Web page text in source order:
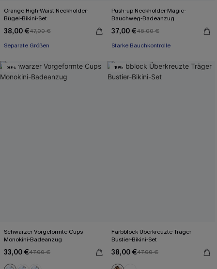
Orange High-Waist Neckholder-
Bügel-Bikini-Set
38,00 €47,00 €
Separate Größen
Push-up Neckholder-Magic-
Bauchweg-Badeanzug
37,00 €46,00 €
Starke Bauchkontrolle
-30%
Schwarzer Vorgeformte Cups
Monokini-Badeanzug
33,00 €47,00 €
-19%
Farbblock Überkreuzte Träger
Bustier-Bikini-Set
38,00 €47,00 €